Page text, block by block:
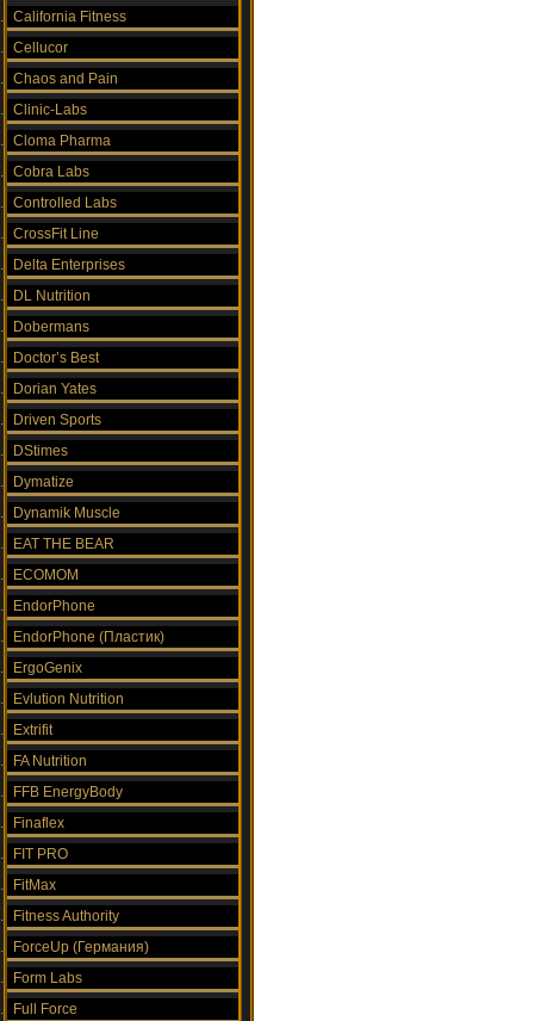
California Fitness
Cellucor
Chaos and Pain
Clinic-Labs
Cloma Pharma
Cobra Labs
Controlled Labs
CrossFit Line
Delta Enterprises
DL Nutrition
Dobermans
Doctor’s Best
Dorian Yates
Driven Sports
DStimes
Dymatize
Dynamik Muscle
EAT THE BEAR
ECOMOM
EndorPhone
EndorPhone (Пластик)
ErgoGenix
Evlution Nutrition
Extrifit
FA Nutrition
FFB EnergyBody
Finaflex
FIT PRO
FitMax
Fitness Authority
ForceUp (Германия)
Form Labs
Full Force